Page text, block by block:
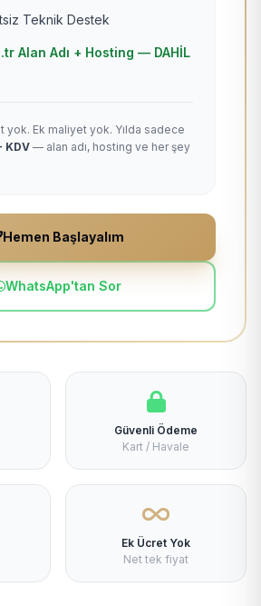
Teknik Destek
Alan Adı + Hosting — DAHİL
yok. Ek maliyet yok. Yılda sadece
KDV— alan adı, hosting ve her şey
Hemen Başlayalım
WhatsApp'tan Sor
Güvenli Ödeme
Kart / Havale
Ek Ücret Yok
Net tek fiyat